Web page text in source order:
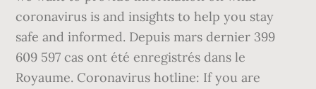
coronavirus is and insights to help you stay
safe and informed. Depuis mars dernier 399
609 597 cas ont été enregistrés dans le
Royaume. Coronavirus hotline: If you are